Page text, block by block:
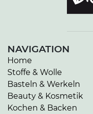
NAVIGATION
Home
Stoffe & Wolle
Basteln & Werkeln
Beauty & Kosmetik
Kochen & Backen